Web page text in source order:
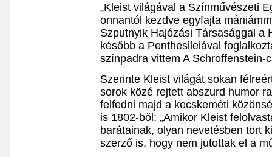
„Kleist világával a Színművészeti
onnantól kezdve egyfajta
Szputnyik Hajózási Társasággal a
később a Penthesileiával
színpadra vittem A Schroffenstein-
Szerinte Kleist világát sokan
sorok közé rejtett abszurd humor
felfedni majd a kecskeméti
is 1802-ből: „Amikor Kleist
barátainak, olyan nevetésben tört
szerző is, hogy nem jutottak el a